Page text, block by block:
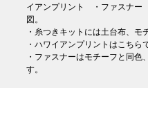
イアンプリント ・ファスナ
図。
・糸つきキットには土台布、
・ハワイアンプリントはこちら
・ファスナーはモチーフと同
す。